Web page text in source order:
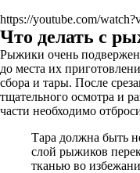
https://youtube.com/
Что делать с
Рыжики очень
до места их
сбора и тары. После
тщательного осмотра и
части необходимо
Тара должна быть
слой рыжиков
тканью во